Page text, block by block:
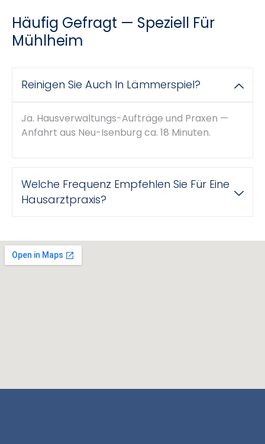
Häufig Gefragt — Speziell Für
Mühlheim
Reinigen Sie Auch In Lämmerspiel?
Ja. Hausverwaltungs-Aufträge und Praxen —
Anfahrt aus Neu-Isenburg ca. 18 Minuten.
Welche Frequenz Empfehlen Sie Für Eine
Hausarztpraxis?